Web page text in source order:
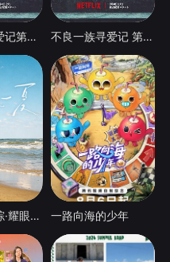
不良一族寻爱记第二季 不良一族寻爱记 第二季
耀眼角色番综·耀眼一夏 一路向海的少年